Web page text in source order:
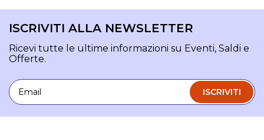
ISCRIVITI ALLA NEWSLETTER
Ricevi tutte le ultime informazioni su Eventi, Saldi e
Offerte.
Email
ISCRIVITI